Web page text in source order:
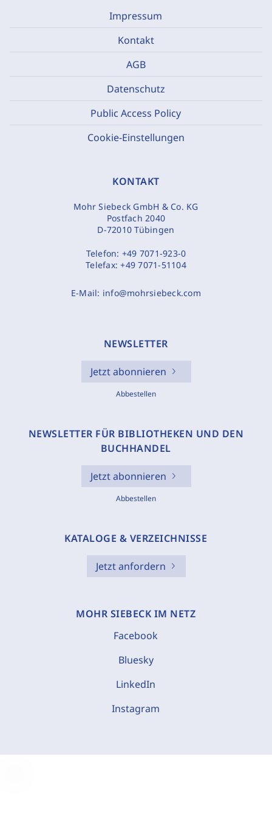
Impressum
Kontakt
AGB
Datenschutz
Public Access Policy
Cookie-Einstellungen
KONTAKT
Mohr Siebeck GmbH & Co. KG
Postfach 2040
D-72010 Tübingen
Telefon: +49 7071-923-0
Telefax:+49 7071-51104
E-Mail: info@mohrsiebeck.com
NEWSLETTER
Jetzt abonnieren
Abbestellen
NEWSLETTER FÜR BIBLIOTHEKEN UND DEN
BUCHHANDEL
Jetzt abonnieren
Abbestellen
KATALOGE & VERZEICHNISSE
Jetzt anfordern
MOHR SIEBECK IM NETZ
Facebook
Bluesky
LinkedIn
Instagram